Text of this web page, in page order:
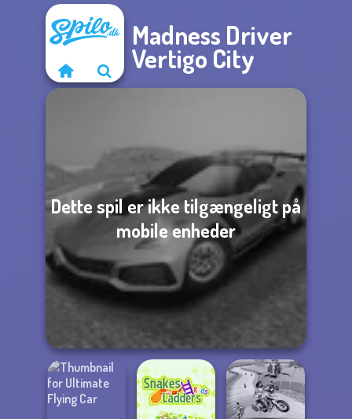
Madness Driver
Vertigo City
Dette spil er ikke tilgængeligt på
mobile enheder